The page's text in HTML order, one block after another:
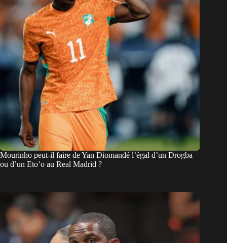
Mourinho peut-il faire de Yan Diomandé l’égal d’un Drogba
ou d’un Eto’o au Real Madrid ?